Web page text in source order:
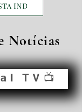
IND
Notícias
TV📺